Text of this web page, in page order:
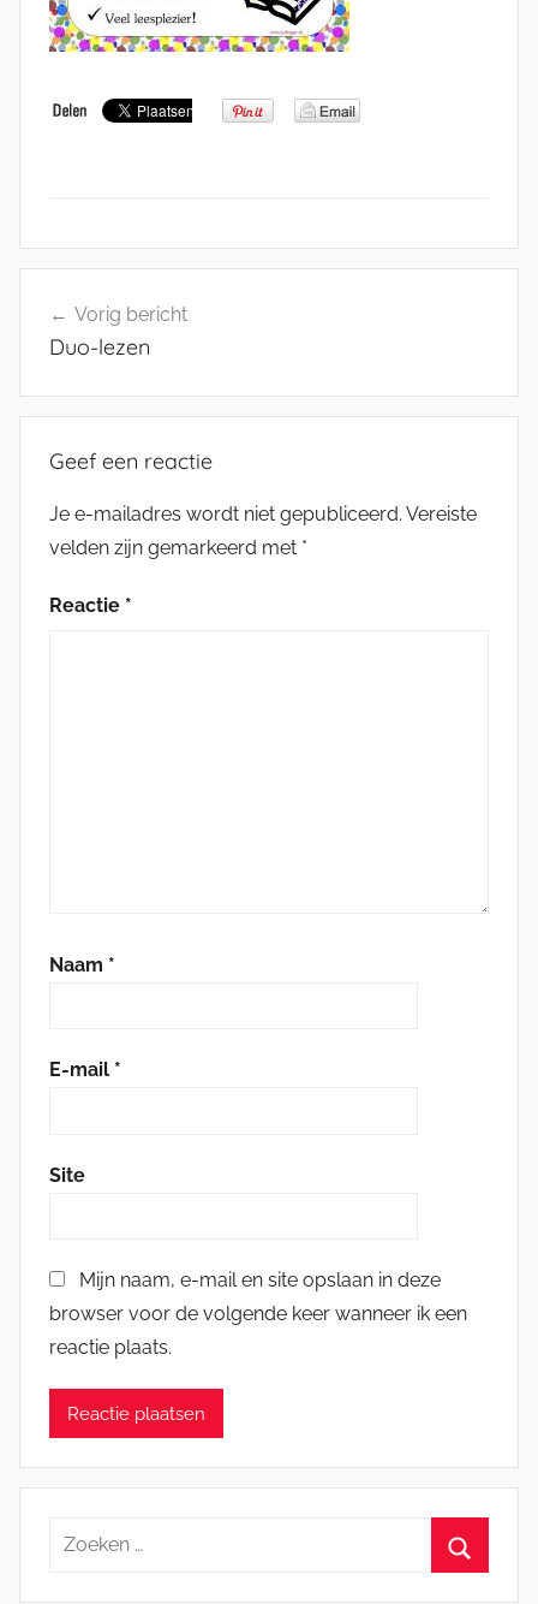
navigatie
Vorig bericht
Duo-lezen
Geef een reactie
Je e-mailadres wordt niet gepubliceerd. Vereiste
velden zijn gemarkeerd met *
Reactie *
Naam *
E-mail *
Site
Mijn naam, e-mail en site opslaan in deze
browser voor de volgende keer wanneer ik een
reactie plaats.
Zoeken